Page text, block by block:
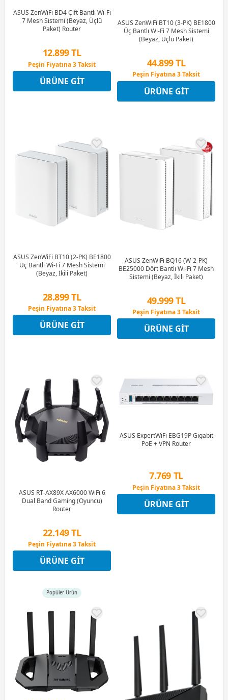
ASUS ZenWiFi BD4 Çift Bantlı Wi-Fi
7 Mesh Sistemi (Beyaz, Üçlü
Paket) Router
12.899 TL
Peşin Fiyatına 3 Taksit
12 Ay x 1.517 TL taksitle
Peşin Fiyatına 3 Taksit
ÜRÜNE GIT
ASUS ZenWiFi BT10 (3-PK) BE1800
Üç Bantlı Wi-Fi 7 Mesh Sistemi
(Beyaz, Üçlü Paket)
44.899 TL
Peşin Fiyatına 3 Taksit
12 Ay x 5.282 TL taksitle
Peşin Fiyatına 3 Taksit
ÜRÜNE GIT
ASUS ZenWiFi BT10 (2-PK) BE1800
Üç Bantlı Wi-Fi 7 Mesh Sistemi
(Beyaz, İkili Paket)
28.899 TL
Peşin Fiyatına 3 Taksit
12 Ay x 3.400 TL taksitle
Peşin Fiyatına 3 Taksit
ÜRÜNE GIT
ASUS ZenWiFi BQ16 (W-2-PK)
BE25000 Dört Bantlı Wi-Fi 7 Mesh
Sistemi (Beyaz, İkili Paket)
49.999 TL
Peşin Fiyatına 3 Taksit
12 Ay x 5.882 TL taksitle
Peşin Fiyatına 3 Taksit
ÜRÜNE GIT
ASUS RT-AX89X AX6000 WiFi 6
Dual Band Gaming (Oyuncu)
Router
22.149 TL
Peşin Fiyatına 3 Taksit
12 Ay x 2.606 TL taksitle
Peşin Fiyatına 3 Taksit
ÜRÜNE GIT
ASUS ExpertWiFi EBG19P Gigabit
PoE + VPN Router
7.769 TL
Peşin Fiyatına 3 Taksit
12 Ay x 914 TL taksitle
Peşin Fiyatına 3 Taksit
ÜRÜNE GIT
Popüler Ürün